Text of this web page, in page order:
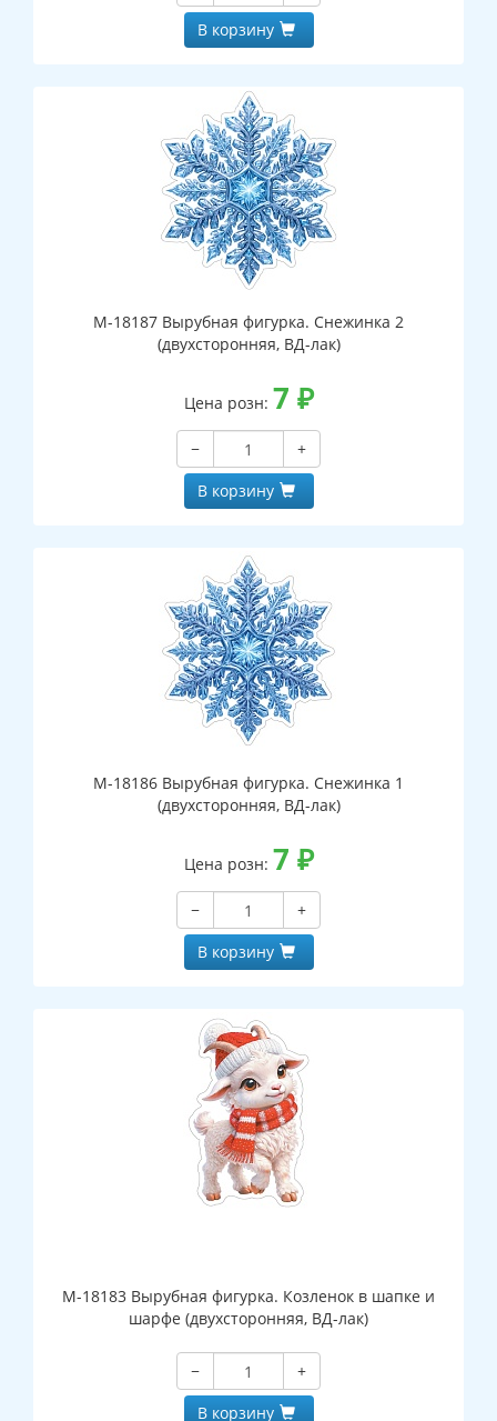
В корзину
М-18187 Вырубная фигурка. Снежинка 2
(двухсторонняя, ВД-лак)
Цена розн: 7 ₽
−
+
В корзину
М-18186 Вырубная фигурка. Снежинка 1
(двухсторонняя, ВД-лак)
Цена розн: 7 ₽
−
+
В корзину
М-18183 Вырубная фигурка. Козленок в шапке и
шарфе (двухсторонняя, ВД-лак)
−
+
В корзину